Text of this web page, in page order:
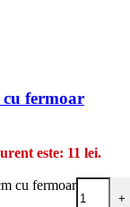
cu fermoar
este: 11 lei.
cu fermoar
+